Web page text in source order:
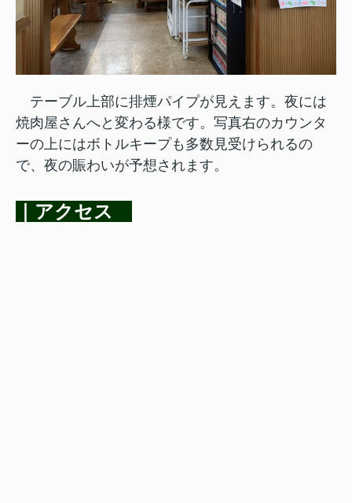
テーブル上部に排煙パイプが見えます。夜には
焼肉屋さんへと変わる様です。写真右のカウンタ
ーの上にはボトルキープも多数見受けられるの
で、夜の賑わいが予想されます。
｜アクセス